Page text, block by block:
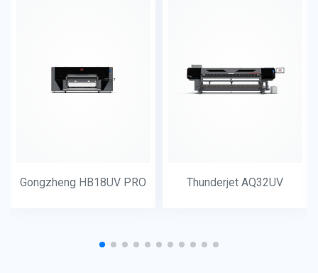
Gongzheng HB18UV PRO Thunderjet AQ32UV